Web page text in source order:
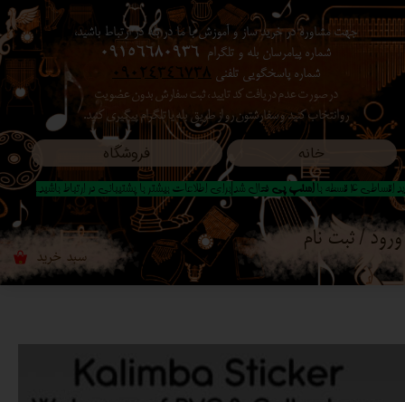
خانه فروشگاه
جهت مشاوره در خرید ساز و آموزش با ما در بله در ارتباط باشید،
شماره پیامرسان بله و تلگرام 09156680936
شماره پاسخگویی تلفنی 09024346738
در صورت عدم دریافت کد تایید ، ثبت سفارش بدون عضویت
رو انتخاب کنید ​​​​​​​ و سفارشتون رو از طریق بله یا تلگرام پیگیری کنید.
۰ سبد خرید
ورود / ثبت نام
حساب کاربری من
تغییر گذر واژه
سفارشات
خروج از حساب کاربری
اقساطی 4 قسطه با اسنپ پی فعال شد|برای اطلاعات بیشتر با پشتیبانی در ارتباط باشید..